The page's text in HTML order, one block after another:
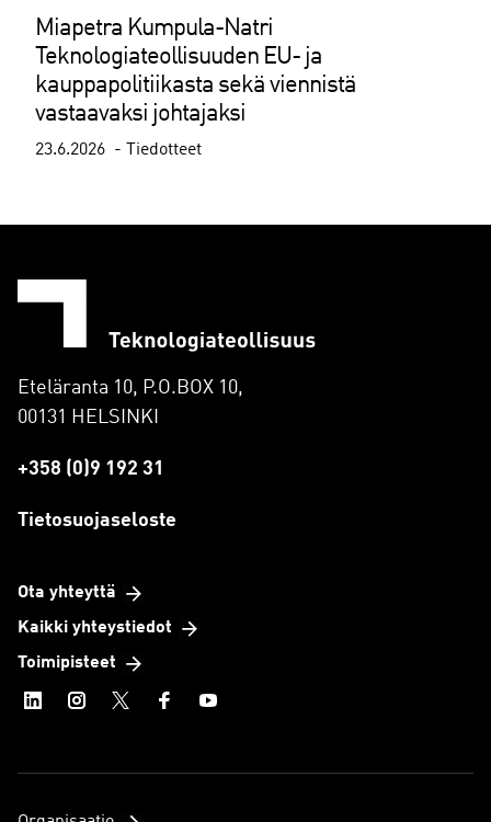
Miapetra Kumpula-Natri
Teknologiateollisuuden EU- ja
kauppapolitiikasta sekä viennistä
vastaavaksi johtajaksi
23.6.2026 Tiedotteet
Eteläranta 10, P.O.BOX 10,
00131 HELSINKI
+358 (0)9 192 31
Tietosuojaseloste
Ota yhteyttä
Kaikki yhteystiedot
Toimipisteet